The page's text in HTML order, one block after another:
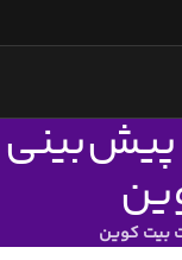
پیش‌بینی
بیت‌ کوین